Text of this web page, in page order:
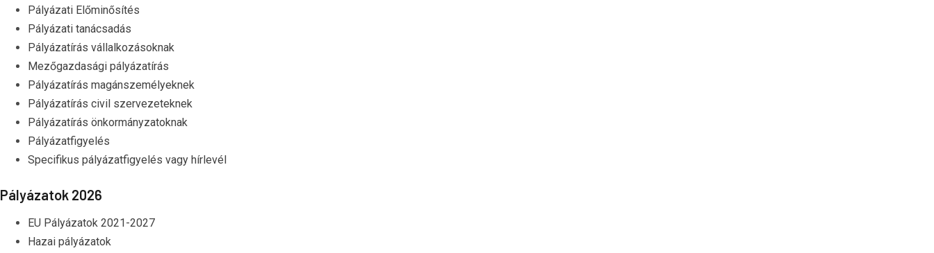
Pályázati Előminősítés
Pályázati tanácsadás
Pályázatírás vállalkozásoknak
Mezőgazdasági pályázatírás
Pályázatírás magánszemélyeknek
Pályázatírás civil szervezeteknek
Pályázatírás önkormányzatoknak
Pályázatfigyelés
Specifikus pályázatfigyelés vagy hírlevél
Pályázatok 2026
EU Pályázatok 2021-2027
Hazai pályázatok